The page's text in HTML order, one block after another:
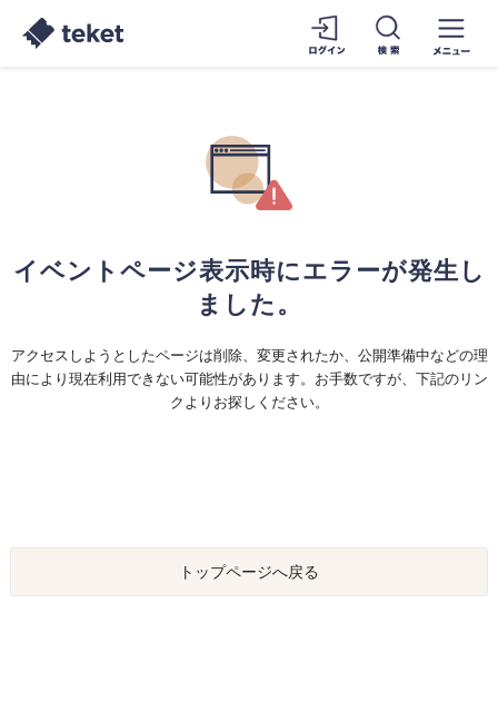
イベントページ表示時にエラーが発生し
ました。
アクセスしようとしたページは削除、変更されたか、公開準備中などの理
由により現在利用できない可能性があります。お手数ですが、下記のリン
クよりお探しください。
トップページへ戻る